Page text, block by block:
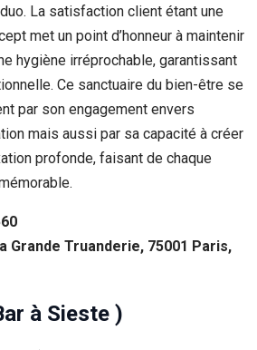
La satisfaction client étant une
met un point d’honneur à maintenir
hygiène irréprochable, garantissant
Ce sanctuaire du bien-être se
par son engagement envers
mais aussi par sa capacité à créer
profonde, faisant de chaque
Grande Truanderie, 75001 Paris,
à Sieste )